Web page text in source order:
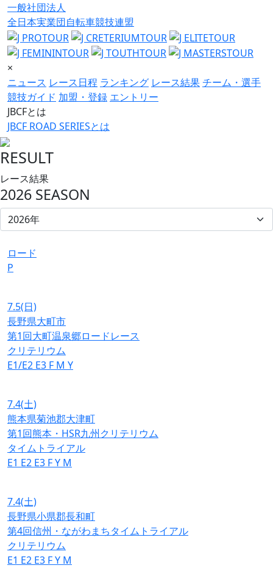
一般社団法人
全日本実業団自転車競技連盟
×
ニュース レース日程 ランキング レース結果チーム・選手
競技ガイド 加盟・登録 エントリー
JBCFとは
JBCF ROAD SERIESとは
RESULT
レース結果
2026 SEASON
ロード
P
7.5(日)
長野県大町市
第1回大町温泉郷ロードレース
クリテリウム
E1/E2 E3 F M Y
7.4(土)
熊本県菊池郡大津町
第1回熊本・HSR九州クリテリウム
タイムトライアル
E1 E2 E3 FY M
7.4(土)
長野県小県郡長和町
第4回信州・ながわまちタイムトライアル
クリテリウム
E1 E2 E3 FY M